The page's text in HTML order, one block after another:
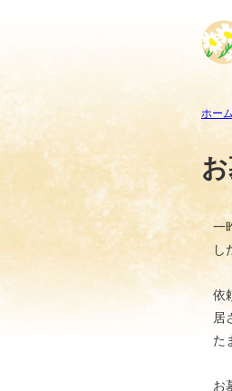
ホーム
一
し
依
居
た
お